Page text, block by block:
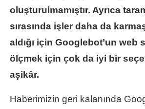
oluşturulmamıştır. Ayrıca
sırasında işler daha da
aldığı için Googlebot’un web
ölçmek için çok da iyi bir
aşikâr.
Haberimizin geri kalanında